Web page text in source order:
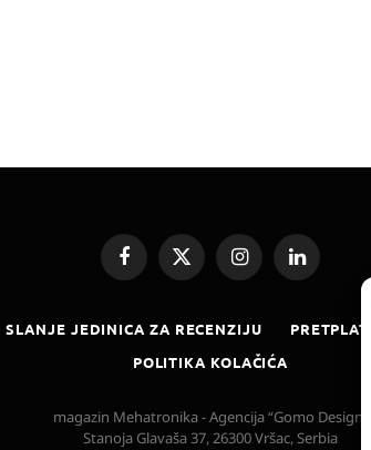
FacebookX
(Twitter)
InstagramLinkedIn
SLANJE JEDINICA ZA RECENZIJU PRETPLATA
POLITIKA KOLAČIĆA
magazin Mehatronika - Agencija “Gomo Design”
Stanoja Glavaša 37, 26300 Vršac, Serbia